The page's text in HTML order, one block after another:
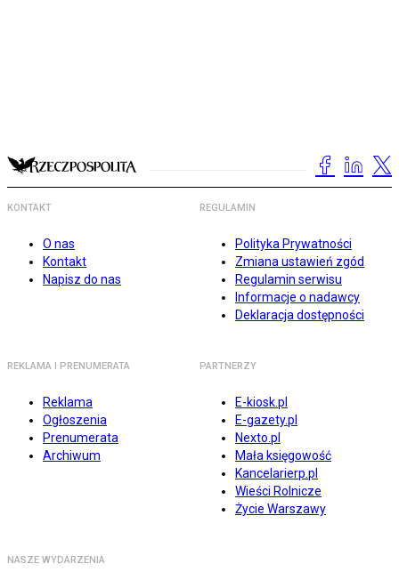
KONTAKT
O nas
Kontakt
Napisz do nas
REGULAMIN
Polityka Prywatności
Zmiana ustawień zgód
Regulamin serwisu
Informacje o nadawcy
Deklaracja dostępności
REKLAMA I PRENUMERATA
Reklama
Ogłoszenia
Prenumerata
Archiwum
PARTNERZY
E-kiosk.pl
E-gazety.pl
Nexto.pl
Mała księgowość
Kancelarierp.pl
Wieści Rolnicze
Życie Warszawy
NASZE WYDARZENIA